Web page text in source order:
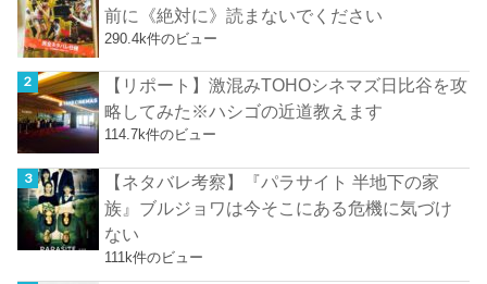
前に《絶対に》読まないでください
290.4k件のビュー
【リポート】激混みTOHOシネマズ日比谷を攻
略してみた※ハシゴの近道教えます
114.7k件のビュー
【ネタバレ考察】『パラサイト 半地下の家
族』ブルジョワは今そこにある危機に気づけ
ない
111k件のビュー